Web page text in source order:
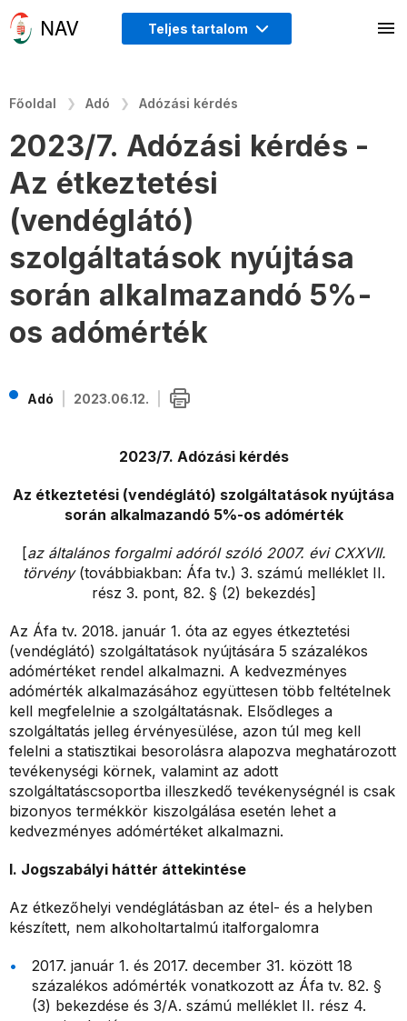
Teljes tartalom
Főoldal Adó Adózási kérdés
2023/7. Adózási kérdés -
Az étkeztetési
(vendéglátó)
szolgáltatások nyújtása
során alkalmazandó 5%-
os adómérték
Adó 2023.06.12.
2023/7. Adózási kérdés
Az étkeztetési (vendéglátó) szolgáltatások nyújtása
során alkalmazandó 5%-os adómérték
[az általános forgalmi adóról szóló 2007. évi CXXVII.
törvény(továbbiakban: Áfa tv.) 3. számú melléklet II.
rész 3. pont, 82. § (2) bekezdés]
Az Áfa tv. 2018. január 1. óta az egyes étkeztetési
(vendéglátó) szolgáltatások nyújtására 5 százalékos
adómértéket rendel alkalmazni. A kedvezményes
adómérték alkalmazásához együttesen több feltételnek
kell megfelelnie a szolgáltatásnak. Elsődleges a
szolgáltatás jelleg érvényesülése, azon túl meg kell
felelni a statisztikai besorolásra alapozva meghatározott
tevékenységi körnek, valamint az adott
szolgáltatáscsoportba illeszkedő tevékenységnél is csak
bizonyos termékkör kiszolgálása esetén lehet a
kedvezményes adómértéket alkalmazni.
I. Jogszabályi háttér áttekintése
Az étkezőhelyi vendéglátásban az étel- és a helyben
készített, nem alkoholtartalmú italforgalomra
2017. január 1. és 2017. december 31. között 18
százalékos adómérték vonatkozott az Áfa tv. 82. §
(3) bekezdése és 3/A. számú melléklet II. rész 4.